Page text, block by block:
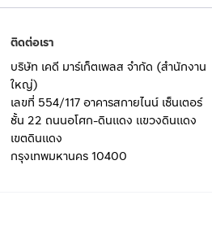
ติดต่อเรา
บริษัท เคดี มาร์เก็ตเพลส จำกัด (สำนักงาน
ใหญ่)
เลขที่ 554/117 อาคารสกายไนน์ เซ็นเตอร์
ชั้น 22 ถนนอโศก-ดินแดง แขวงดินแดง
เขตดินแดง
กรุงเทพมหานคร 10400